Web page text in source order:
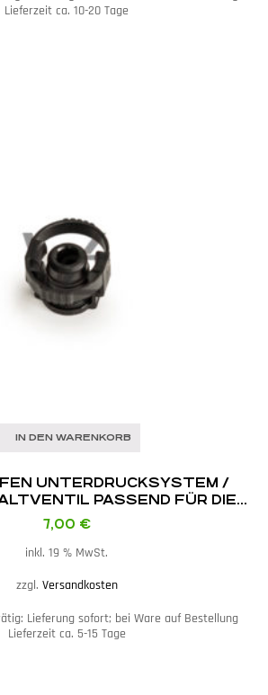
Lieferzeit ca. 10-20 Tage
IN DEN WARENKORB
UNTERDRUCKSYSTEM /
PASSEND FÜR DIE
DES BMW E46 M3
7,00 €
inkl. 19 % MwSt.
zzgl. Versandkosten
Lieferung sofort; bei Ware auf Bestellung
Lieferzeit ca. 5-15 Tage